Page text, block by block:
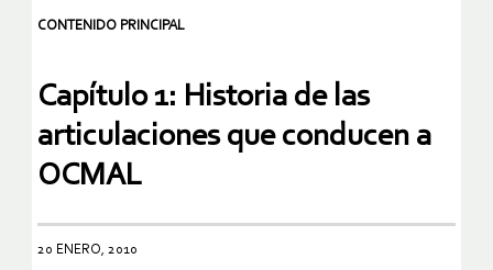
CONTENIDO PRINCIPAL
Capítulo 1: Historia de las
articulaciones que conducen a
OCMAL
20 ENERO, 2010